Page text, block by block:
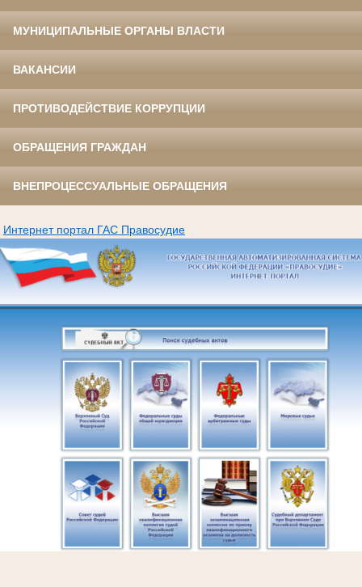
МУНИЦИПАЛЬНЫЕ ОРГАНЫ ВЛАСТИ
ВАКАНСИИ
ПРОТИВОДЕЙСТВИЕ КОРРУПЦИИ
ОБРАЩЕНИЯ ГРАЖДАН
ВНЕПРОЦЕССУАЛЬНЫЕ ОБРАЩЕНИЯ
Интернет портал ГАС Правосудие